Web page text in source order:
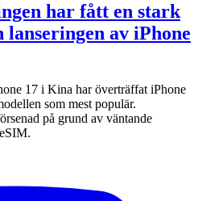
har fått en stark
av iPhone
17 i Kina har överträffat iPhone
som mest populär.
på grund av väntande